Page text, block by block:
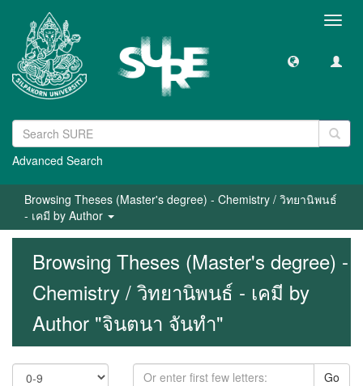
Advanced Search
Browsing Theses (Master's degree) - Chemistry / วิทยานิพนธ์
- เคมี by Author
Browsing Theses (Master's degree) -
Chemistry / วิทยานิพนธ์ - เคมี by
Author "จินตนา จันทำ"
Go